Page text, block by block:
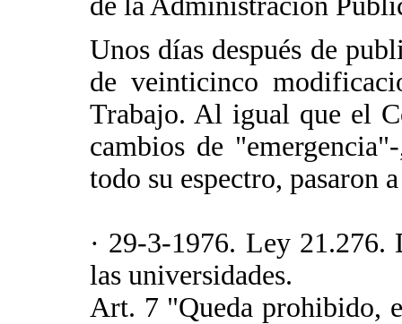
Unos días después de
de veinticinco
Trabajo. Al igual que el
cambios de
todo su espectro, pasaron
· 29-3-1976. Ley 21.276.
las universidades.
Art. 7 "Queda prohibido,